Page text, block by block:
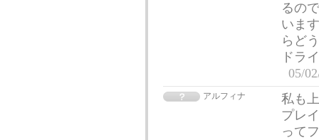
るの
いま
らど
ドラ
05/
アルフィナ
私も
プレ
って